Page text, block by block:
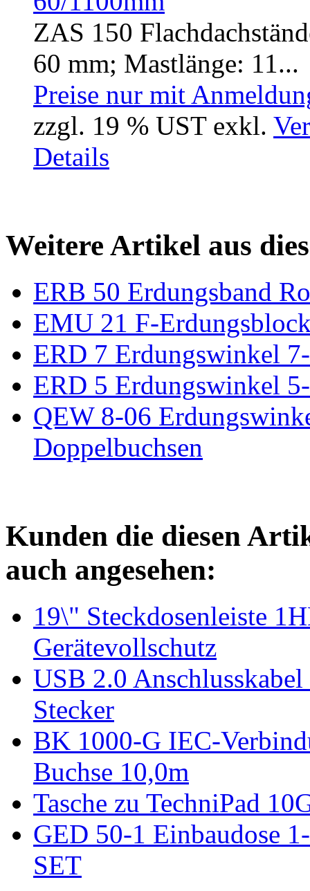
ZAS 150
60 mm; Mastlänge: 11...
Preise nur mit
zzgl. 19 % UST exkl.
Details
Weitere Artikel aus
ERB 50 Erdungsband
EMU 21 F-
ERD 7 Erdungswinkel
ERD 5 Erdungswinkel
QEW 8-06
Doppelbuchsen
Kunden die diesen
auch angesehen:
19\" Steckdosenleiste
Gerätevollschutz
USB 2.0
Stecker
BK 1000-G IEC-
Buchse 10,0m
Tasche zu TechniPad
GED 50-1 Einbaudose
SET